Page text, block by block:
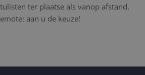
ter plaatse als vanop afstand.
aan u de keuze!